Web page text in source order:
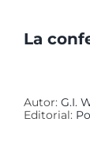
La
Autor: G.I.
Editorial: